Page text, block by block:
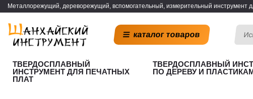
Металлорежущий, дереворежущий, вспомогательный, измерительный инструмент
каталог товаров
ТВЕРДОСПЛАВНЫЙ
ИНСТРУМЕНТ ДЛЯ ПЕЧАТНЫХ
ПЛАТ
ТВЕРДОСПЛАВНЫЙ
ПО ДЕРЕВУ И